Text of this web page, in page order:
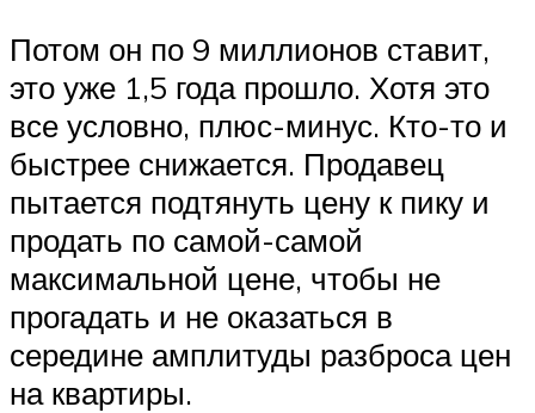
Потом он по 9 миллионов ставит,
это уже 1,5 года прошло. Хотя это
все условно, плюс-минус. Кто-то и
быстрее снижается. Продавец
пытается подтянуть цену к пику и
продать по самой-самой
максимальной цене, чтобы не
прогадать и не оказаться в
середине амплитуды разброса цен
на квартиры.